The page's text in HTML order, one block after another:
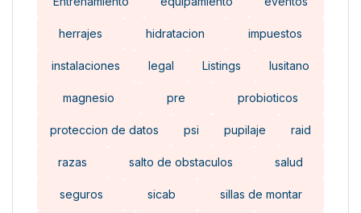
herrajes hidratacion impuestos
instalaciones legal Listings lusitano
magnesio pre probioticos
proteccion de datos psi pupilaje raid
razas salto de obstaculos salud
seguros sicab sillas de montar